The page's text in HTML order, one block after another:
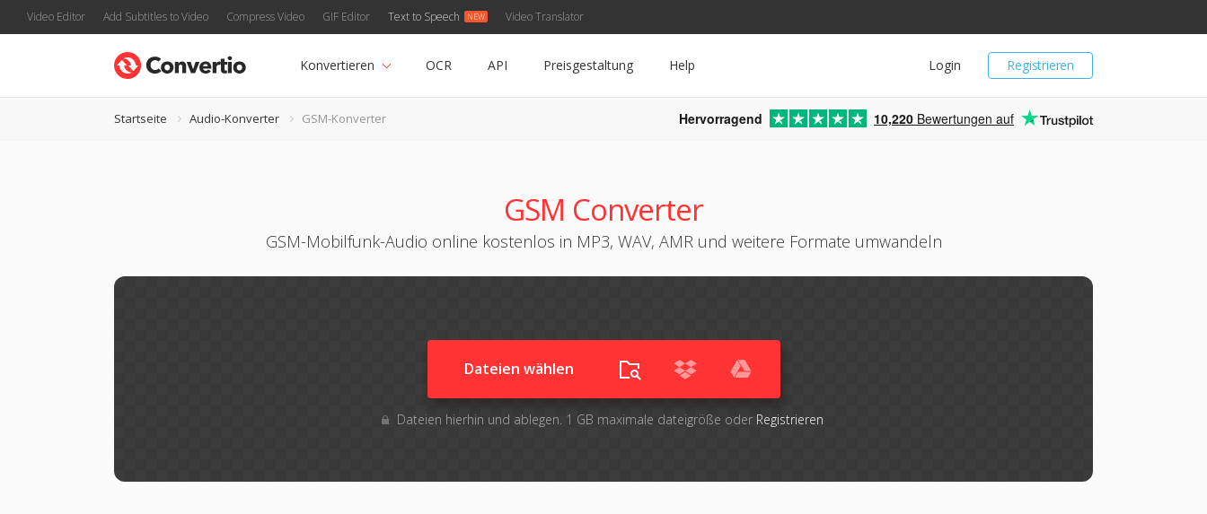
Video Editor Add Subtitles to Video Compress Video GIF Editor Text to Speech Video Translator
Registrieren
Login
Konvertieren OCR API Preisgestaltung Help
Startseite Audio-Konverter GSM-Konverter Hervorragend 10,220 Bewertungen auf
GSM Converter
GSM-Mobilfunk-Audio online kostenlos in MP3, WAV, AMR und weitere Formate umwandeln
Dateien wählen
Dateien hierhin und ablegen. 1 GB maximale dateigröße oder Registrieren